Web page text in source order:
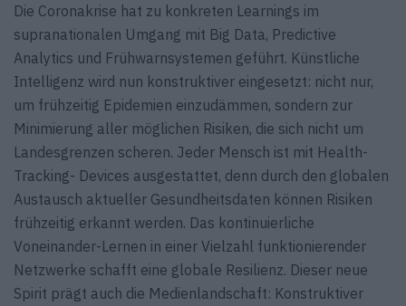
Die Coronakrise hat zu konkreten Learnings im
supranationalen Umgang mit Big Data, Predictive
Analytics und Frühwarnsystemen geführt. Künstliche
Intelligenz wird nun konstruktiver eingesetzt: nicht nur,
um frühzeitig Epidemien einzudämmen, sondern zur
Minimierung aller möglichen Risiken, die sich nicht um
Landesgrenzen scheren. Jeder Mensch ist mit Health-
Tracking- Devices ausgestattet, denn durch den globalen
Austausch aktueller Gesundheitsdaten können Risiken
frühzeitig erkannt werden. Das kontinuierliche
Voneinander-Lernen in einer Vielzahl funktionierender
Netzwerke schafft eine globale Resilienz. Dieser neue
Spirit prägt auch die Medienlandschaft: Konstruktiver